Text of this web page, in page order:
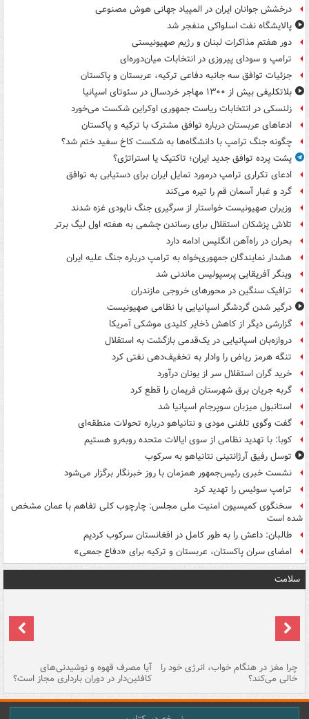
درخشش جوانان ایران در المپیاد جهانی هوش مصنوعی
پالایشگاه نفت اسلواکی منفجر شد
دور هفتم مذاکرات لبنان و رژیم صهیونیستی
ترامپ و سودای پیروزی در انتخابات میان‌دوره‌ای
جزئیات توافق سه جانبه دفاعی ترکیه، عربستان و پاکستان
بلاتکلیفی بیش از ۱۳۰۰ مهاجر خردسال در سئوتای اسپانیا
زلنسکی در انتخابات ریاست جمهوری اوکراین شکست می‌خورد
ادعاهای عربستان درباره توافق مشترک با ترکیه و پاکستان
چگونه جنگ ترامپ با دانشگاه‌ها به شکست کاخ سفید ختم شد؟
پشت پرده توافق جدید ایران؛ تاکتیک یا استراتژی؟
ادعای تکراری ترامپ درمورد تمایل ایران برای دستیابی به توافق
گرد و غبار آسمان قم را تیره می‌کند
وزیران صهیونیست خواستار از سرگیری جنگ نابودی غزه شدند
تلاش پزشکان استقلال برای رساندن چشمی به هفته اول لیگ برتر
بحران در راه‌آهن انگلیس ادامه دارد
هشدار نمایندگان جمهوری‌خواه به ترامپ درباره جنگ علیه ایران
وینگر آفریقایی پرسپولیس ماندنی شد
ترافیک سنگین در محورهای خروجی مازندران
درگیر شدن گردشگر اسپانیایی با نظامی صهیونیست
گزارشی دیگر از کاهش ذخایر کلیدی موشکی آمریکا
دروازه‌بان اسپانیایی در یک‌قدمی بازگشت به استقلال
تنگه هرمز ریاض را وادار به تخفیف‌دهی نفتی کرد
خرید گران استقلال سر از یونان درآورد
گربه جریان برق شهرستان فریمان را قطع کرد
استانبول میزبان سوپرجام اسپانیا شد
گفت وگوی تلفنی مودی و نتانیاهو درباره تحولات منطقه‌ای
کوبا: با تهدید نظامی از سوی ایالات متحده روبه‌رو هستیم
توسل رفیق آرژانتینی نتانیاهو به سرکوب
نشست خبری رئیس‌جمهور همزمان با روز خبرنگار برگزار می‌شود
ترامپ سوئیس را تهدید کرد
سخنگوی کمیسیون امنیت ملی مجلس: چارچوب کلی تفاهم با عمان مشخص
شده است
طالبان: داعش را به طور کامل در افغانستان سرکوب کردیم
امضای سران پاکستان، عربستان و ترکیه برای «دفاع جمعی»
سلامت
چرا مغز در هنگام خواب، انرژی خود را
خالی می‌کند؟
آیا مصرف قهوه و نوشیدنی‌های
کافئین‌دار در دوران بارداری مجاز است؟